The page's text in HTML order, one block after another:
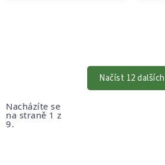
Načíst 12 dalších
Nacházíte se
na straně 1 z
9.